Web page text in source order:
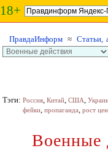
18+
ПравдаИнформ ≈ Статьи,
Тэги: Россия, Китай, США,
фейки, пропаганда, рост цен
Военные